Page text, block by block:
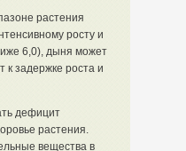
растения
росту и
6,0), дыня может
к задержке роста и
дефицит
растения.
вещества в